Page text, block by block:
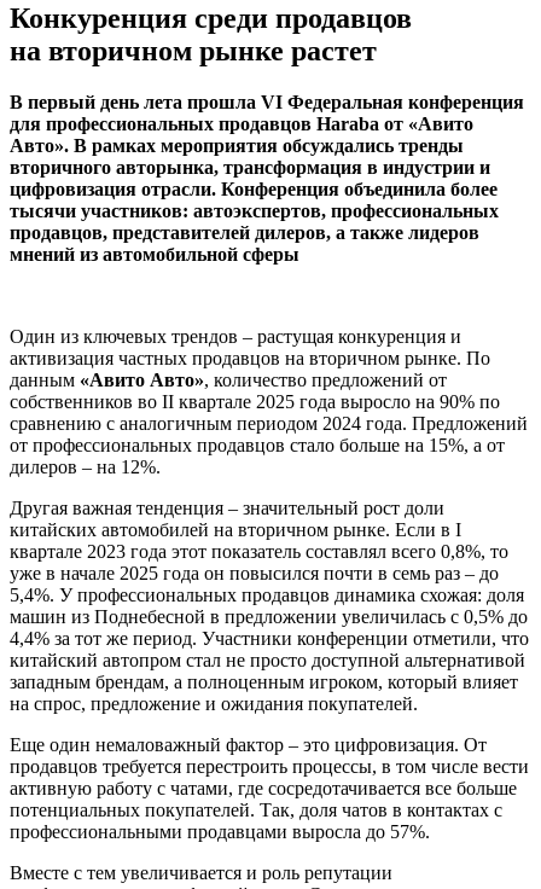
Конкуренция среди продавцов
на вторичном рынке растет
В первый день лета прошла VI Федеральная конференция
для профессиональных продавцов Haraba от «Авито
Авто». В рамках мероприятия обсуждались тренды
вторичного авторынка, трансформация в индустрии и
цифровизация отрасли. Конференция объединила более
тысячи участников: автоэкспертов, профессиональных
продавцов, представителей дилеров, а также лидеров
мнений из автомобильной сферы
Один из ключевых трендов – растущая конкуренция и
активизация частных продавцов на вторичном рынке. По
данным «Авито Авто», количество предложений от
собственников во II квартале 2025 года выросло на 90% по
сравнению с аналогичным периодом 2024 года. Предложений
от профессиональных продавцов стало больше на 15%, а от
дилеров – на 12%.
Другая важная тенденция – значительный рост доли
китайских автомобилей на вторичном рынке. Если в I
квартале 2023 года этот показатель составлял всего 0,8%, то
уже в начале 2025 года он повысился почти в семь раз – до
5,4%. У профессиональных продавцов динамика схожая: доля
машин из Поднебесной в предложении увеличилась с 0,5% до
4,4% за тот же период. Участники конференции отметили, что
китайский автопром стал не просто доступной альтернативой
западным брендам, а полноценным игроком, который влияет
на спрос, предложение и ожидания покупателей.
Еще один немаловажный фактор – это цифровизация. От
продавцов требуется перестроить процессы, в том числе вести
активную работу с чатами, где сосредотачивается все больше
потенциальных покупателей. Так, доля чатов в контактах с
профессиональными продавцами выросла до 57%.
Вместе с тем увеличивается и роль репутации